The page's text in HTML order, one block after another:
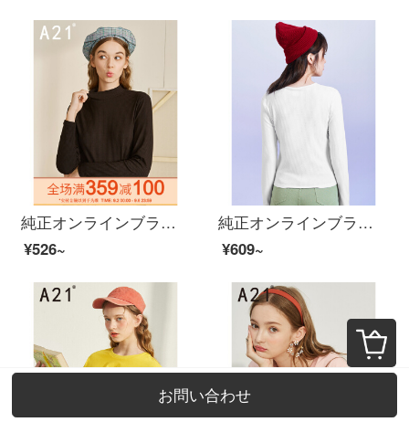
純正オンラインブランドA 21-2019秋に長袖Tシャツの女性半襟の基礎モデルニートストレッチ修身女史をベースにしたR 493231013黒XLです。
¥526~
純正オンラインブランドA 21秋レイディ・スペフ・ショー2020新作ニット弾力修身Vネック甘美長袖シャツR 403231005特白S
¥609~
お問い合わせ